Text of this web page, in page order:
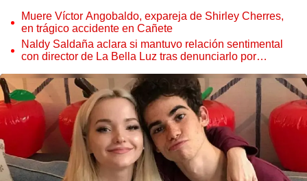
Muere Víctor Angobaldo, expareja de Shirley Cherres,
en trágico accidente en Cañete
Naldy Saldaña aclara si mantuvo relación sentimental
con director de La Bella Luz tras denunciarlo por